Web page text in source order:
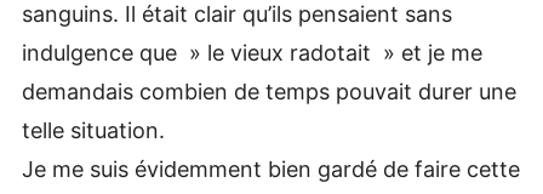
sanguins. Il était clair qu’ils pensaient sans
indulgence que » le vieux radotait » et je me
demandais combien de temps pouvait durer une
telle situation.
Je me suis évidemment bien gardé de faire cette